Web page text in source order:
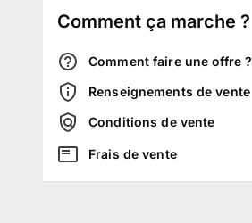
Comment ça marche ?
Comment faire une offre ?
Renseignements de vente
Conditions de vente
Frais de vente